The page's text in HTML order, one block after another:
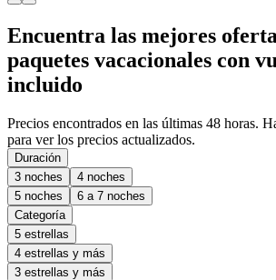
Encuentra las mejores
paquetes vacacionales con
incluido
Precios encontrados en las últimas 48 horas.
para ver los precios actualizados.
Duración
3 noches
4 noches
5 noches
6 a 7 noches
Categoría
5 estrellas
4 estrellas y más
3 estrellas y más